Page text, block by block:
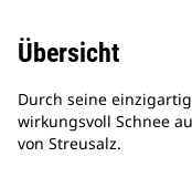
Übersicht
Durch seine
wirkungsvoll Schnee
von Streusalz.